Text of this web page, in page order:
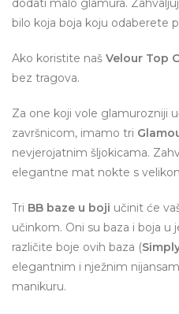
dodati malo glamura.
bilo koja boja koju odaberete
Ako koristite naš Velour Top
bez tragova.
Za one koji vole glamurozniji
završnicom, imamo tri
nevjerojatnim šljokicama.
elegantne mat nokte s
Tri BB baze u boji učinit će
učinkom. Oni su baza i boja
različite boje ovih baza (
elegantnim i nježnim
manikuru.